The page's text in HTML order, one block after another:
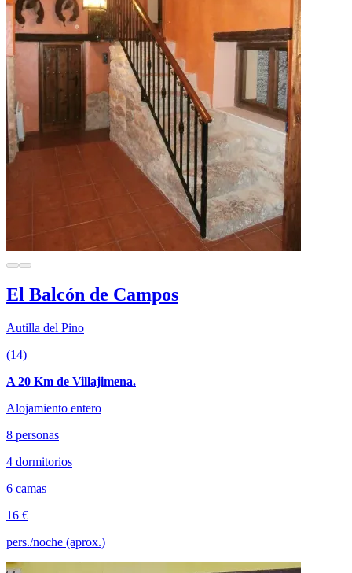
El Balcón de Campos
Autilla del Pino
(14)
A 20 Km de Villajimena.
Alojamiento entero
8 personas
4 dormitorios
6 camas
16 €
pers./noche (aprox.)